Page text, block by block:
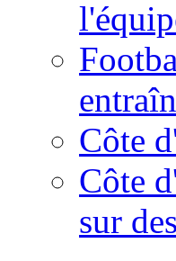
Côte
Côte
sur